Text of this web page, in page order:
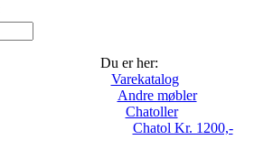
Du er her:
Varekatalog
Andre møbler
Chatoller
Chatol Kr. 1200,-